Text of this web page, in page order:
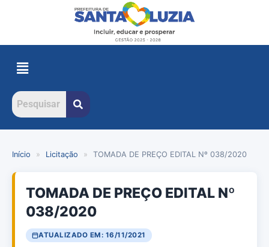
Início » Licitação » TOMADA DE PREÇO EDITAL Nº 038/2020
TOMADA DE PREÇO EDITAL Nº
038/2020
ATUALIZADO EM: 16/11/2021